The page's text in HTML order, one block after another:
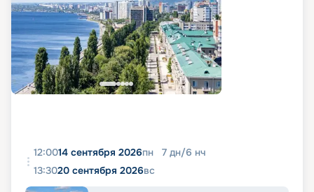
12:0014 сентября 2026пн 7 дн/6 нч
13:3020 сентября 2026вс